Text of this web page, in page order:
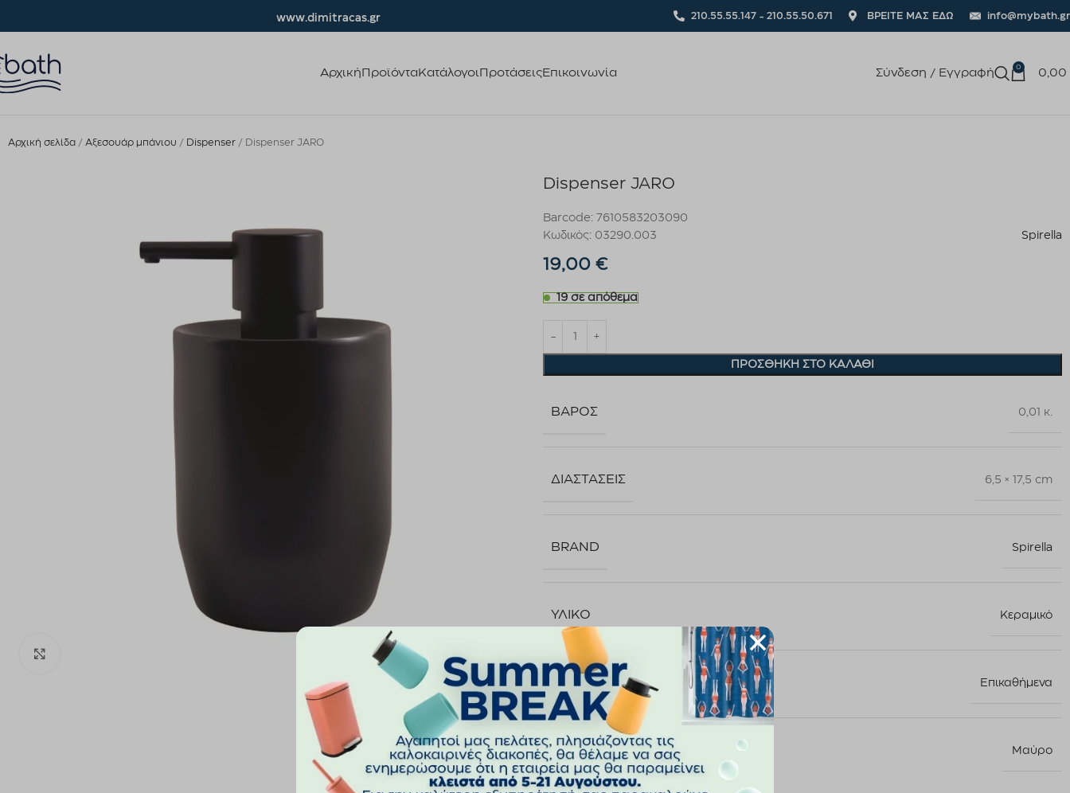
www.dimitracas.gr 210.55.55.147 - 210.55.50.671 ΒΡΕΙΤΕ ΜΑΣ ΕΔΩ info@mybath.gr
Αρχική ΠροϊόνταΚατάλογοι ΠροτάσειςΕπικοινωνία Σύνδεση / Εγγραφή 0 0,00
Αρχική σελίδα Αξεσουάρ μπάνιου Dispenser Dispenser JARO
Dispenser JARO
Barcode: 7610583203090
Κωδικός: 03290.003
Spirella
19,00 €
19 σε απόθεμα
ΠΡΟΣΘΉΚΗ ΣΤΟ ΚΑΛΆΘΙ
ΒΆΡΟΣ 0,01 κ.
ΔΙΑΣΤΆΣΕΙΣ 6,5 × 17,5 cm
BRAND Spirella
ΥΛΙΚΌ Κεραμικό
ΤΟΠΟΘΈΤΗΣΗ Επικαθήμενα
ΧΡΏΜΑ Μαύρο